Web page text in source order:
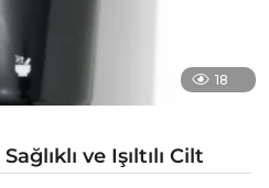
18
ve Işıltılı Cilt